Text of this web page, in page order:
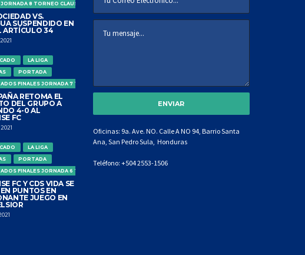
8 TORNEO CLAUSURA
VS.
SUSPENDIDO EN
ARTÍCULO 34
LA LIGA
PORTADA
FINALES JORNADA 7 TORNEO CLAUSURA
RETOMA EL
DEL GRUPO A
4-0 AL
FC
LA LIGA
PORTADA
FINALES JORNADA 6 TORNEO CLAUSURA
FC Y CDS VIDA SE
PUNTOS EN
JUEGO EN
Oficinas: 9a. Ave. NO. Calle A NO 94, Barrio Santa
Ana, San Pedro Sula, Honduras
Teléfono: +504 2553-1506